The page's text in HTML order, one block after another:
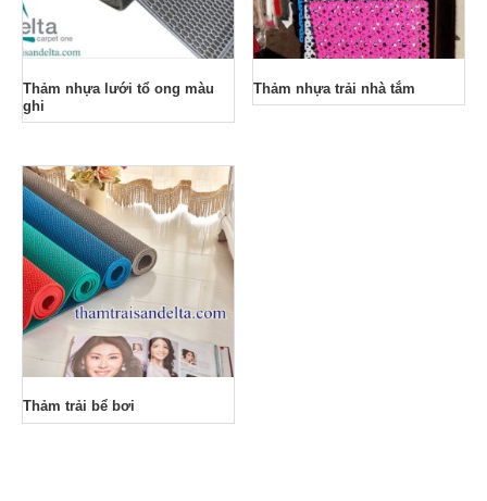
Thảm nhựa lưới tổ ong màu
ghi
Thảm nhựa trải nhà tắm
Thảm trải bể bơi